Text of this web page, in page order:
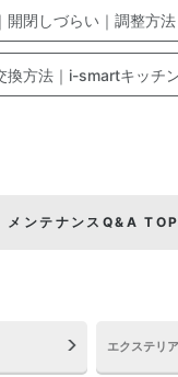
開閉しづらい｜調整方法
換方法｜i-smartキッチ
メンテナンスQ&A TOP
エクステリア